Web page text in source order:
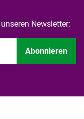
Newsletter:
Abonnieren